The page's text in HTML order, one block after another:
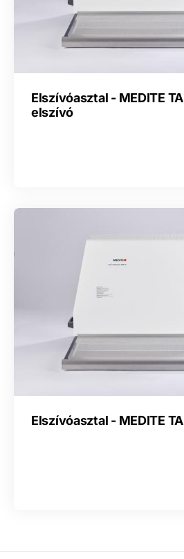
Elszívóasztal - MEDITE
elszívó
Elszívóasztal - MEDITE